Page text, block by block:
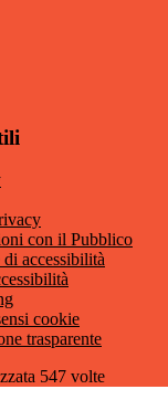
con il Pubblico
accessibilità
cookie
trasparente
547 volte